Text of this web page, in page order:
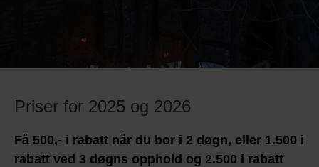
Priser for 2025 og 2026
Få 500,- i rabatt når du bor i 2 døgn, eller 1.500 i
rabatt ved 3 døgns opphold og 2.500 i rabatt